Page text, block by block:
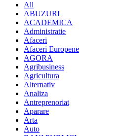
All
ABUZURI
ACADEMICA
Administratie
Afaceri
Afaceri Europene
AGORA
Agribusiness
Agricultura
Alternativ
Analiza
Antreprenoriat
Aparare
Arta
Auto